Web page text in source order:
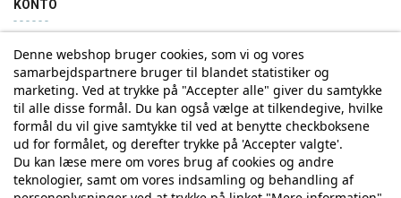
KONTO
Min konto Ordrehistorik
Tilmelding til Nyhedsbrev
Vi deler aldrig din email-adresse med tredjepart
Denne webshop bruger cookies, som vi og vores
samarbejdspartnere bruger til blandet statistiker og
marketing. Ved at trykke på "Accepter alle" giver du samtykke
til alle disse formål. Du kan også vælge at tilkendegive, hvilke
formål du vil give samtykke til ved at benytte checkboksene
ud for formålet, og derefter trykke på 'Accepter valgte'.
Du kan læse mere om vores brug af cookies og andre
teknologier, samt om vores indsamling og behandling af